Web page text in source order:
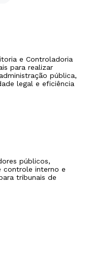
e Controladoria
para realizar
pública,
legal e eficiência
públicos,
controle interno e
tribunais de